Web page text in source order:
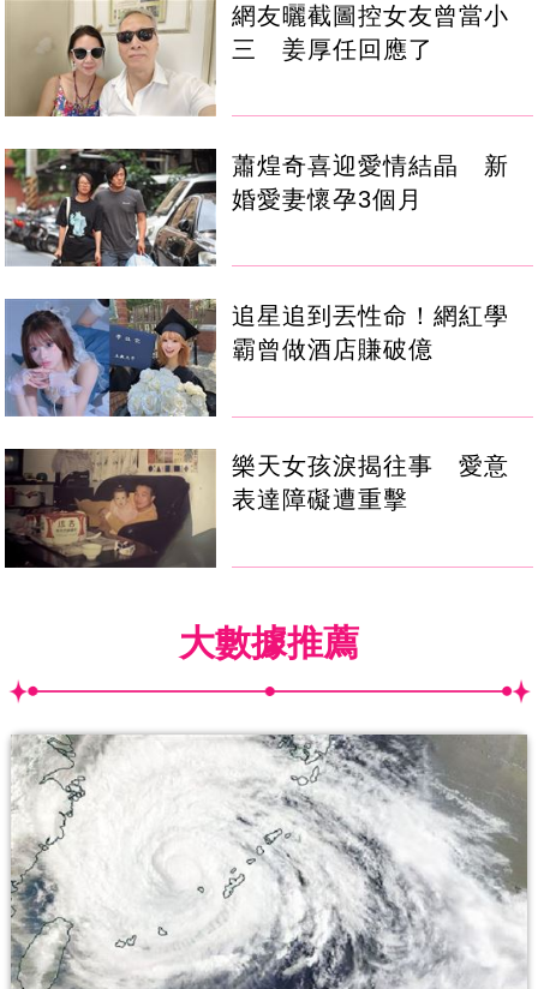
網友曬截圖控女友曾當小
三 姜厚任回應了
蕭煌奇喜迎愛情結晶 新
婚愛妻懷孕3個月
追星追到丟性命！網紅學
霸曾做酒店賺破億
樂天女孩淚揭往事 愛意
表達障礙遭重擊
大數據推薦